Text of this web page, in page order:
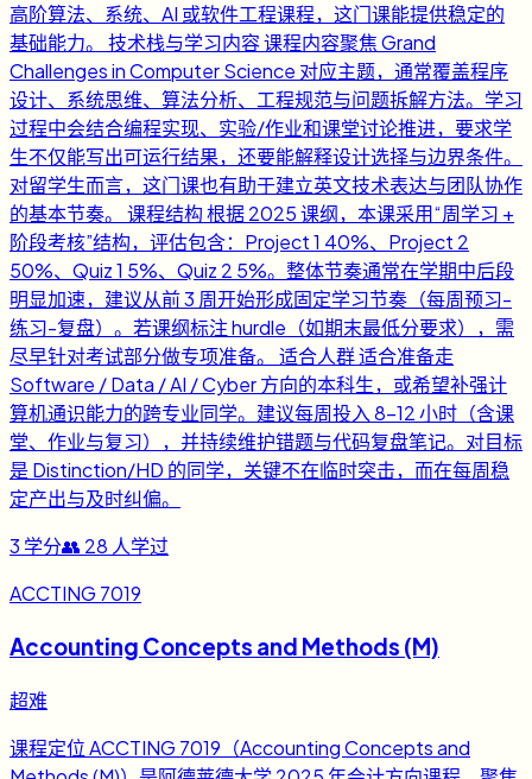
高阶算法、系统、AI 或软件工程课程，这门课能提供稳定的
基础能力。 技术栈与学习内容 课程内容聚焦 Grand
Challenges in Computer Science 对应主题，通常覆盖程序
设计、系统思维、算法分析、工程规范与问题拆解方法。学习
过程中会结合编程实现、实验/作业和课堂讨论推进，要求学
生不仅能写出可运行结果，还要能解释设计选择与边界条件。
对留学生而言，这门课也有助于建立英文技术表达与团队协作
的基本节奏。 课程结构 根据 2025 课纲，本课采用“周学习 +
阶段考核”结构，评估包含：Project 1 40%、Project 2
50%、Quiz 1 5%、Quiz 2 5%。整体节奏通常在学期中后段
明显加速，建议从前 3 周开始形成固定学习节奏（每周预习-
练习-复盘）。若课纲标注 hurdle（如期末最低分要求），需
尽早针对考试部分做专项准备。 适合人群 适合准备走
Software / Data / AI / Cyber 方向的本科生，或希望补强计
算机通识能力的跨专业同学。建议每周投入 8-12 小时（含课
堂、作业与复习），并持续维护错题与代码复盘笔记。对目标
是 Distinction/HD 的同学，关键不在临时突击，而在每周稳
定产出与及时纠偏。
3 学分👥 28 人学过
ACCTING 7019
Accounting Concepts and Methods (M)
超难
课程定位 ACCTING 7019（Accounting Concepts and